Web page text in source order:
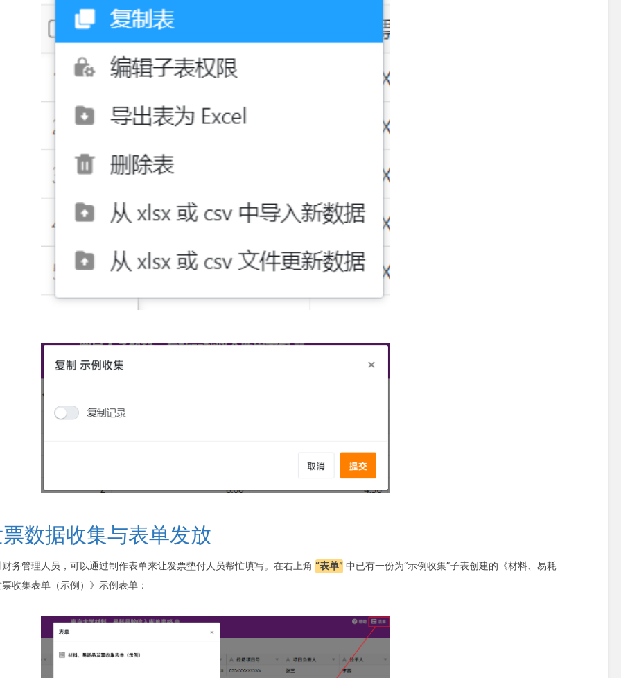
数据收集与表单发放
财务管理人员，可以通过制作表单来让发票垫付人员帮忙填写。在右上角“表单” 中已有一份为“示例收集”子表创建的《材料、易耗
收集表单（示例）》示例表单：